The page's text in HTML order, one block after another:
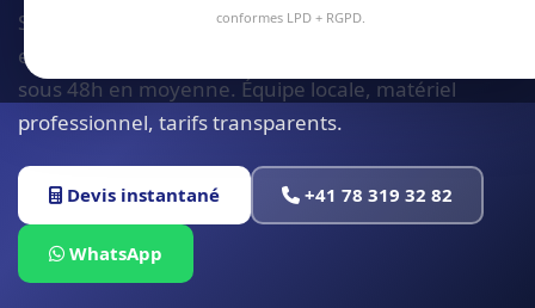
Service coordination entretien ascenseurs à Bienne
et alentours. Devis gratuit sous 24h, intervention
sous 48h en moyenne. Équipe locale, matériel
professionnel, tarifs transparents.
Devis instantané +41 78 319 32 82
WhatsApp
conformes LPD + RGPD.